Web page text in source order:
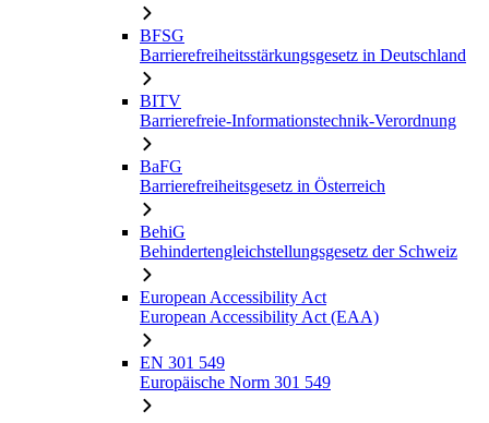
BFSG
Barrierefreiheitsstärkungsgesetz in Deutschland
BITV
Barrierefreie-Informationstechnik-Verordnung
BaFG
Barrierefreiheitsgesetz in Österreich
BehiG
Behindertengleichstellungsgesetz der Schweiz
European Accessibility Act
European Accessibility Act (EAA)
EN 301 549
Europäische Norm 301 549